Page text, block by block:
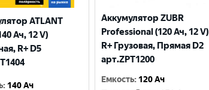
ATLANT
Ач, 12 V)
R+ D5
: 140 Ач
Аккумулятор ZUBR
Professional (120 Ач, 12 V)
R+ Грузовая, Прямая D2
арт.ZPT1200
Емкость: 120 Ач